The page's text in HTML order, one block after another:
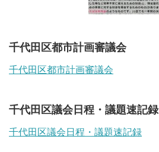
千代田区都市計画審議会
千代田区都市計画審議会
千代田区議会日程・議題速記録
千代田区議会日程・議題速記録